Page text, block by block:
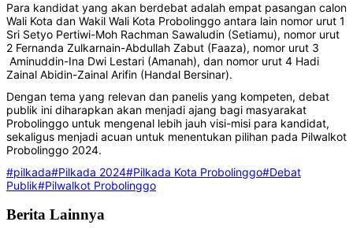
Para kandidat yang akan berdebat adalah empat pasangan calon
Wali Kota dan Wakil Wali Kota Probolinggo antara lain nomor urut 1
Sri Setyo Pertiwi-Moh Rachman Sawaludin (Setiamu), nomor urut
2 Fernanda Zulkarnain-Abdullah Zabut (Faaza), nomor urut 3
Aminuddin-Ina Dwi Lestari (Amanah), dan nomor urut 4 Hadi
Zainal Abidin-Zainal Arifin (Handal Bersinar).
Dengan tema yang relevan dan panelis yang kompeten, debat
publik ini diharapkan akan menjadi ajang bagi masyarakat
Probolinggo untuk mengenal lebih jauh visi-misi para kandidat,
sekaligus menjadi acuan untuk menentukan pilihan pada Pilwalkot
Probolinggo 2024.
#pilkada#Pilkada 2024#Pilkada Kota Probolinggo#Debat
Publik#Pilwalkot Probolinggo
Berita Lainnya